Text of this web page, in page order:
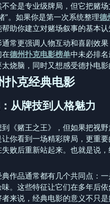
全是专业级牌局，但它把赌
”。如果你是第一次系统整理德
助你建立对赌场叙事的基本认
常更强调人物互动和喜剧效
德州扑克电影榜单中未必排
烧脑，同时又想感受德扑电影
扑克经典电影
从牌技到人格魅力
到《赌王之王》，但如果把视
你看到一场精彩牌局，更重
败后重新站起来。也就是说
作品通常都有几个共同点：
。这些特征让它们在多年后
来说，经典电影的意义不只